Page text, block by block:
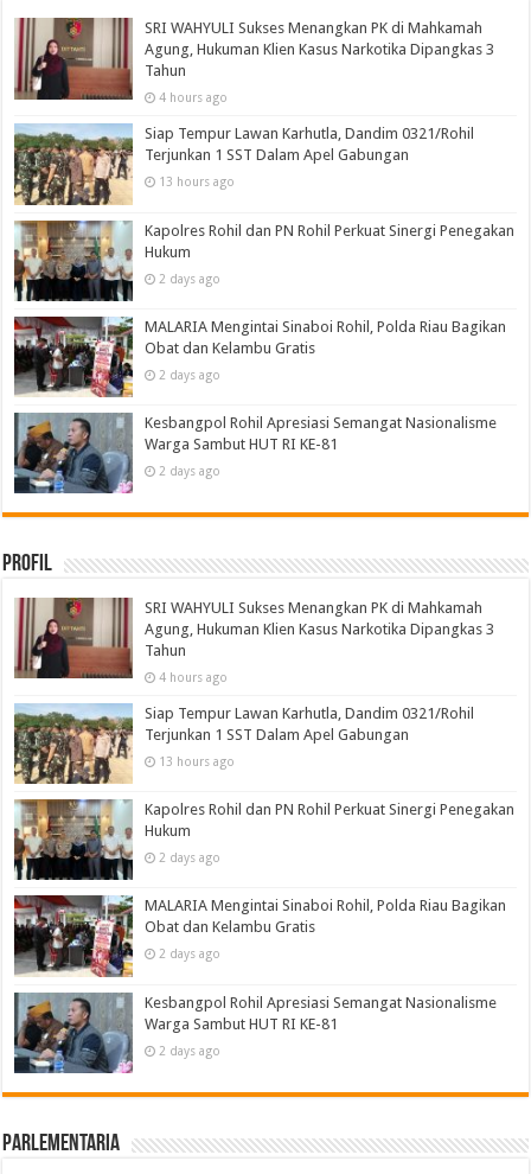
SRI WAHYULI Sukses Menangkan PK di Mahkamah
Agung, Hukuman Klien Kasus Narkotika Dipangkas 3
Tahun
4 hours ago
Siap Tempur Lawan Karhutla, Dandim 0321/Rohil
Terjunkan 1 SST Dalam Apel Gabungan
13 hours ago
Kapolres Rohil dan PN Rohil Perkuat Sinergi Penegakan
Hukum
2 days ago
MALARIA Mengintai Sinaboi Rohil, Polda Riau Bagikan
Obat dan Kelambu Gratis
2 days ago
Kesbangpol Rohil Apresiasi Semangat Nasionalisme
Warga Sambut HUT RI KE-81
2 days ago
Profil
SRI WAHYULI Sukses Menangkan PK di Mahkamah
Agung, Hukuman Klien Kasus Narkotika Dipangkas 3
Tahun
4 hours ago
Siap Tempur Lawan Karhutla, Dandim 0321/Rohil
Terjunkan 1 SST Dalam Apel Gabungan
13 hours ago
Kapolres Rohil dan PN Rohil Perkuat Sinergi Penegakan
Hukum
2 days ago
MALARIA Mengintai Sinaboi Rohil, Polda Riau Bagikan
Obat dan Kelambu Gratis
2 days ago
Kesbangpol Rohil Apresiasi Semangat Nasionalisme
Warga Sambut HUT RI KE-81
2 days ago
Parlementaria